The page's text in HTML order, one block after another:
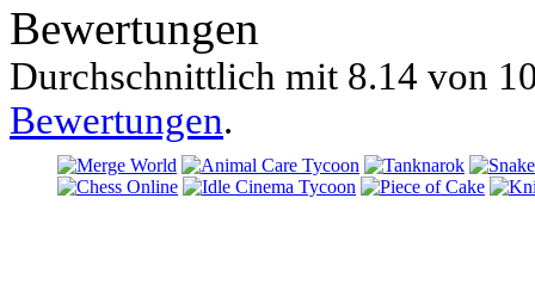
Bewertungen
Durchschnittlich mit 8.14 von
Bewertungen.